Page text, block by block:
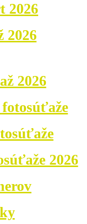
2026
2026
2026
2026